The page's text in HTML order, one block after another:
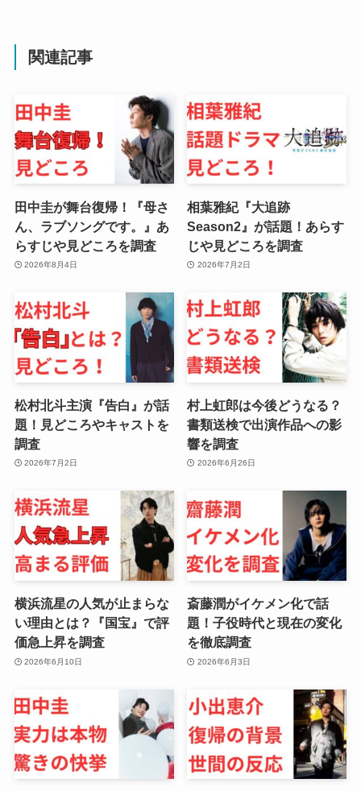
関連記事
田中圭が舞台復帰！『母さ
ん、ラブソングです。』あ
らすじや見どころを調査
2026年8月4日
相葉雅紀『大追跡
Season2』が話題！あらす
じや見どころを調査
2026年7月2日
松村北斗主演『告白』が話
題！見どころやキャストを
調査
2026年7月2日
村上虹郎は今後どうなる？
書類送検で出演作品への影
響を調査
2026年6月26日
横浜流星の人気が止まらな
い理由とは？『国宝』で評
価急上昇を調査
2026年6月10日
斎藤潤がイケメン化で話
題！子役時代と現在の変化
を徹底調査
2026年6月3日